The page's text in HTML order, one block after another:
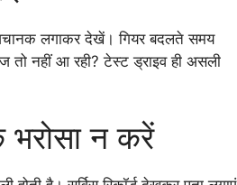
लगाकर देखें। गियर बदलते समय
तो नहीं आ रही? टेस्ट ड्राइव ही असली
न करें